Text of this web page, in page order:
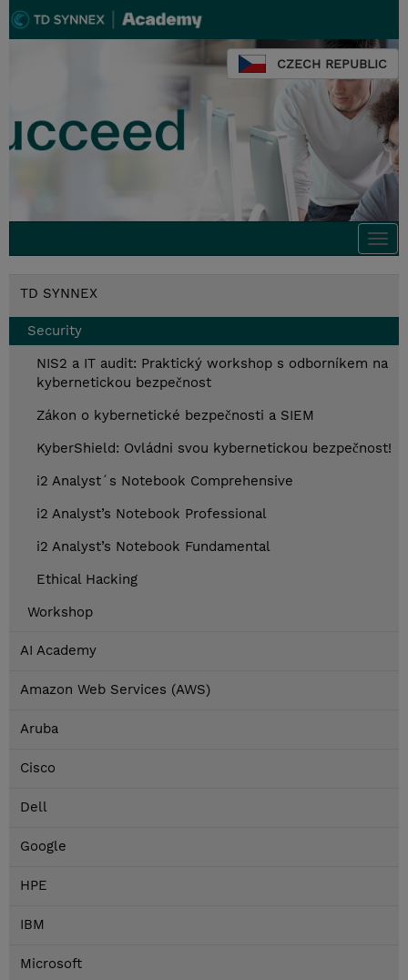
CZECH REPUBLIC
TD SYNNEX
Security
NIS2 a IT audit: Praktický workshop s odborníkem na
kybernetickou bezpečnost
Zákon o kybernetické bezpečnosti a SIEM
KyberShield: Ovládni svou kybernetickou bezpečnost!
i2 Analyst´s Notebook Comprehensive
i2 Analyst’s Notebook Professional
i2 Analyst’s Notebook Fundamental
Ethical Hacking
Workshop
AI Academy
Amazon Web Services (AWS)
Aruba
Cisco
Dell
Google
HPE
IBM
Microsoft